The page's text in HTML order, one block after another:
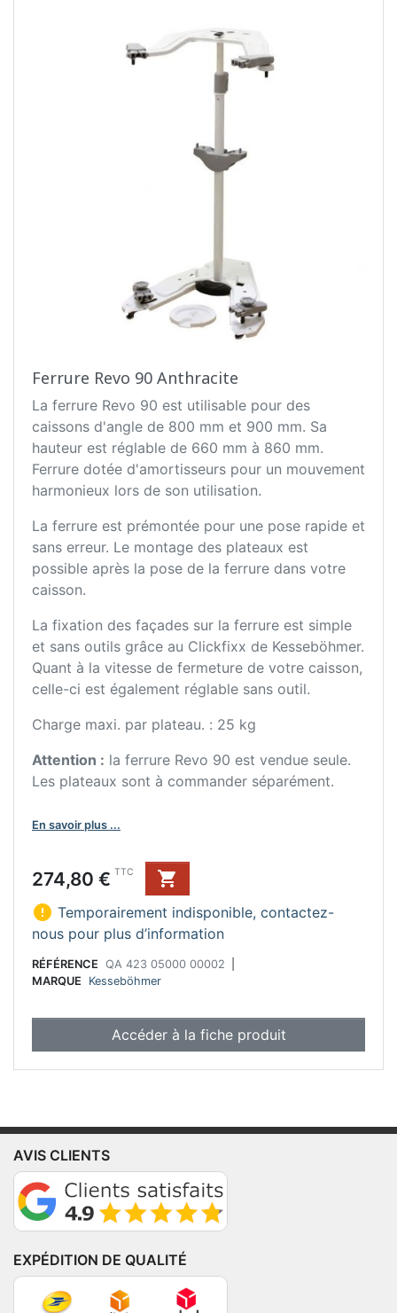
Ferrure Revo 90 Anthracite
La ferrure Revo 90 est utilisable pour des
caissons d'angle de 800 mm et 900 mm. Sa
hauteur est réglable de 660 mm à 860 mm.
Ferrure dotée d'amortisseurs pour un mouvement
harmonieux lors de son utilisation.
La ferrure est prémontée pour une pose rapide et
sans erreur. Le montage des plateaux est
possible après la pose de la ferrure dans votre
caisson.
La fixation des façades sur la ferrure est simple
et sans outils grâce au Clickfixx de Kesseböhmer.
Quant à la vitesse de fermeture de votre caisson,
celle-ci est également réglable sans outil.
Charge maxi. par plateau. : 25 kg
Attention : la ferrure Revo 90 est vendue seule.
Les plateaux sont à commander séparément.
En savoir plus ...
Prix
274,80 € TTC

 Temporairement indisponible, contactez-
nous pour plus d’information
RÉFÉRENCE QA 423 05000 00002
MARQUE
Kesseböhmer
Accéder à la fiche produit
AVIS CLIENTS
EXPÉDITION DE QUALITÉ